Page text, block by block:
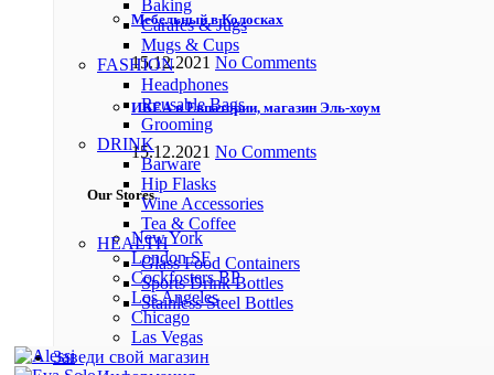
Мебельный в Колосках
15.12.2021 No Comments
ИКЕА в Евпатории, магазин Эль-хоум
15.12.2021 No Comments
Our Stores
New York
London SF
Cockfosters BP
Los Angeles
Chicago
Las Vegas
Заведи свой магазин
Baking
Carafes & Jugs
Mugs & Cups
FASHION
Headphones
Reusable Bags
Grooming
DRINK
Barware
Hip Flasks
Wine Accessories
Tea & Coffee
HEALTH
Glass Food Containers
Sports Drink Bottles
Stainless Steel Bottles